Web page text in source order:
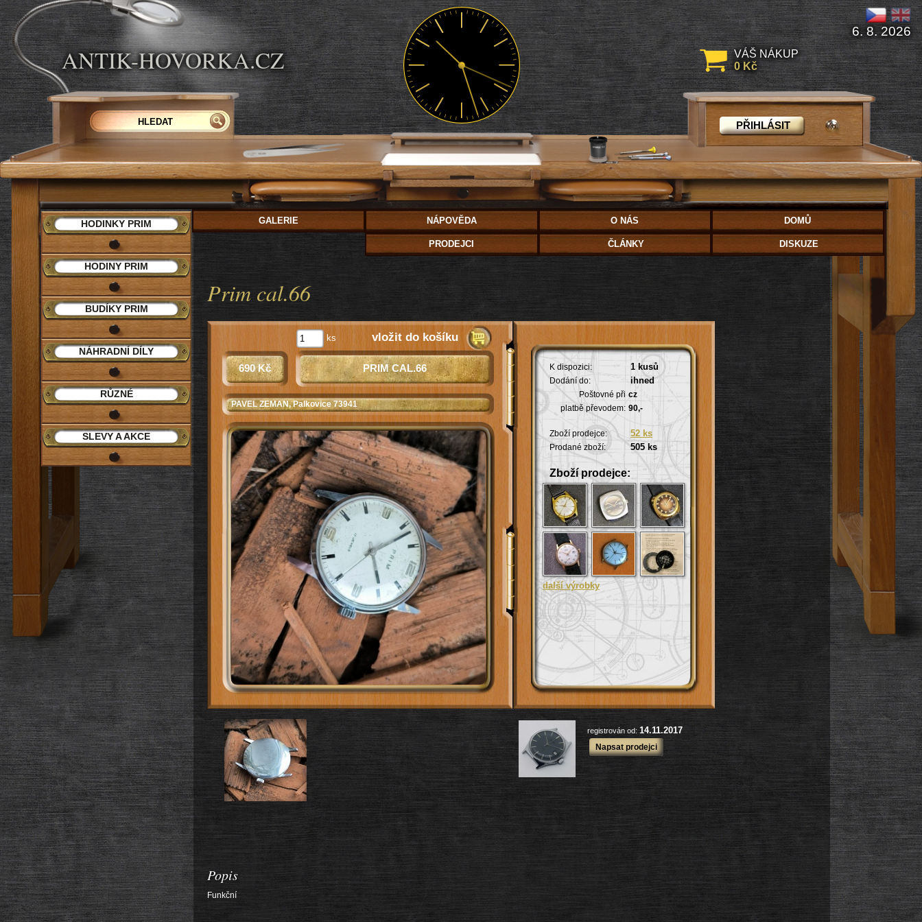
Prim cal.66
690 Kč PRIM CAL.66
PAVEL ZEMAN, Palkovice 73941
ks vložit do košíku
K dispozici: 1 kusů
Dodání do: ihned
Poštovné při cz
platbě převodem: 90,-
Zboží prodejce: 52 ks
Prodané zboží: 505 ks
Zboží prodejce:
další výrobky
registrován od:14.11.2017
Napsat prodejci
Popis
Funkční
ANTIK-HOVORKA.CZ
PŘIHLÁSIT
6. 8. 2026
VÁŠ NÁKUP
0 Kč
DOMŮ
O NÁS
NÁPOVĚDA
GALERIE
DISKUZE
ČLÁNKY
PRODEJCI
HODINKY PRIM
HODINY PRIM
BUDÍKY PRIM
NÁHRADNÍ DÍLY
RŮZNÉ
SLEVY A AKCE